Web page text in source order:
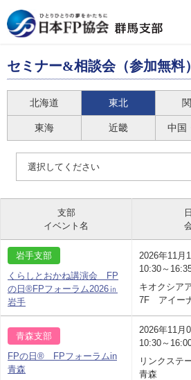
セミナー&相談会（参加無料）
北海道 東北
東海 近畿 中国
選択してください
支部
イベント名
岩手支部
くらしとおかね講演会 FP
の日®FPフォーラム2026㏌
岩手
2026年11月
10:30～
キオクシア
7F アイー
青森支部
FPの日® FPフォーラムin
青森
2026年11月
10:30～
リンクステ
青森